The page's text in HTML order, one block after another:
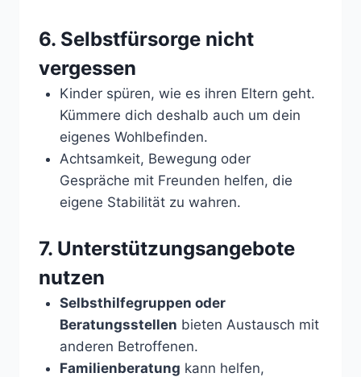
6. Selbstfürsorge nicht
vergessen
Kinder spüren, wie es ihren Eltern geht.
Kümmere dich deshalb auch um dein
eigenes Wohlbefinden.
Achtsamkeit, Bewegung oder
Gespräche mit Freunden helfen, die
eigene Stabilität zu wahren.
7. Unterstützungsangebote
nutzen
Selbsthilfegruppen oder
Beratungsstellen bieten Austausch mit
anderen Betroffenen.
Familienberatung kann helfen,